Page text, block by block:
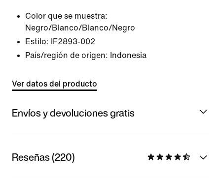
Color que se muestra:
Negro/Blanco/Blanco/Negro
Estilo:
IF2893-002
País/región de origen: Indonesia
Ver datos del producto
Envíos y devoluciones gratis
Reseñas (220)